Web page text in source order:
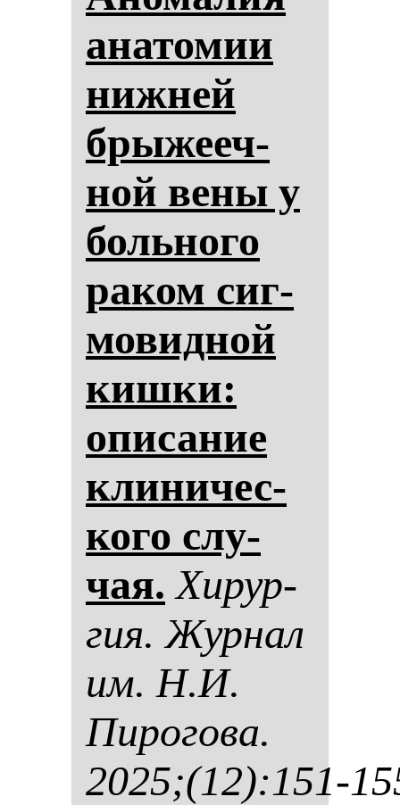
ана­то­мии
ниж­ней
бры­же­еч­
ной ве­ны у
боль­но­го
ра­ком сиг­
мо­вид­ной
киш­ки:
опи­са­ние
кли­ни­чес­
ко­го слу­
чая. Хи­рур­
гия. Жур­нал
им. Н.И.
Пи­ро­го­ва.
2025;(12):151-